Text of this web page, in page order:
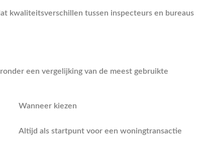
kwaliteitsverschillen tussen inspecteurs en bureaus
een vergelijking van de meest gebruikte
Wanneer kiezen
Altijd als startpunt voor een woningtransactie